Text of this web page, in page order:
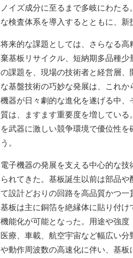
ノイズ成分に至るまで多岐にわた
な検査体系を導入するとともに、新
将来的な課題としては、さらなる
棄基板リサイクル、短納期多品種
の課題を、現場の技術者と経営層
な基盤技術の巧妙な発展は、これ
機器が日々劇的な進化を遂げる中
質は、ますます重要度を増してい
を武器に激しい競争環境で優位性
う。
電子機器の発展を支える中心的な
られてきた。基板誕生以前は部品
て設計どおりの回路を高品質かつ一
基板は主に銅箔を絶縁体に貼り付
機能化が可能となった。用途や強度
医療、車載、航空宇宙など幅広い
や動作周波数の高速化に伴い、基